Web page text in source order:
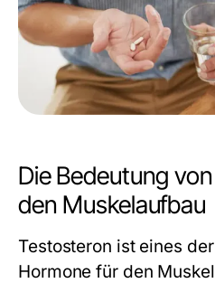
Die Bedeutung
den Muskelaufbau
Testosteron ist eines
Hormone für den